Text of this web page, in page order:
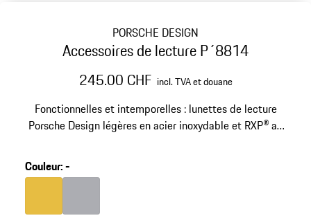
PORSCHE DESIGN
Accessoires de lecture P´8814
245.00 CHF incl. TVA et douane
Fonctionnelles et intemporelles : lunettes de lecture
Porsche Design légères en acier inoxydable et RXP® au
Couleur:-
Couleur
Or
Couleur